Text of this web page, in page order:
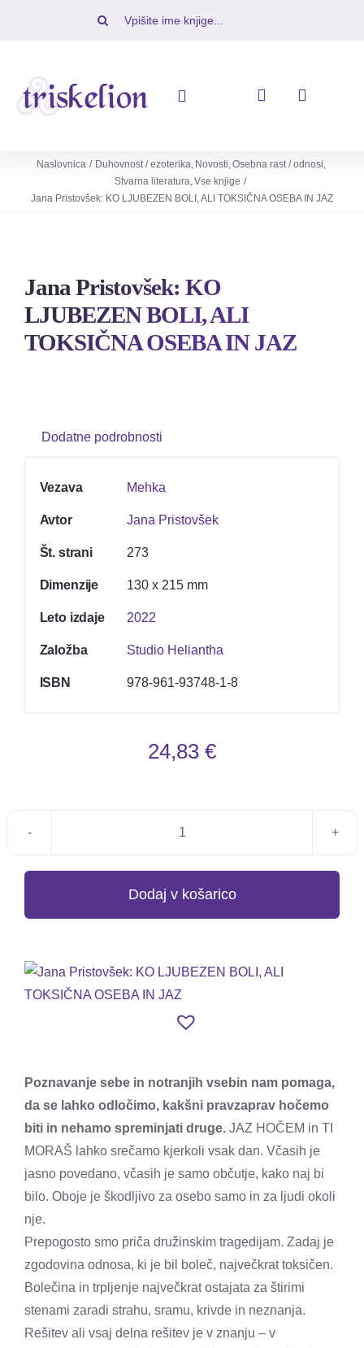
Toggle
Napovedujemo
Ugodno
O nas
Naslovnica Duhovnost / ezoterika Novosti Osebna rast / odnosi
Stvarna literatura Vse knjige
Jana Pristovšek: KO LJUBEZEN BOLI, ALI TOKSIČNA OSEBA IN JAZ
Jana Pristovšek: KO
LJUBEZEN BOLI, ALI
TOKSIČNA OSEBA IN JAZ
Dodatne podrobnosti
Vezava Mehka
Avtor Jana Pristovšek
Št. strani 273
Dimenzije 130 x 215 mm
Leto izdaje 2022
Založba Studio Heliantha
ISBN 978-961-93748-1-8
24,83 €
KO
TOKSIČNA
OSEBA
IN
Dodaj v košarico
Poznavanje sebe in notranjih vsebin nam pomaga,
da se lahko odločimo, kakšni pravzaprav hočemo
biti in nehamo spreminjati druge. JAZ HOČEM in TI
MORAŠ lahko srečamo kjerkoli vsak dan. Včasih je
jasno povedano, včasih je samo občutje, kako naj bi
bilo. Oboje je škodljivo za osebo samo in za ljudi okoli
nje.
Prepogosto smo priča družinskim tragedijam. Zadaj je
zgodovina odnosa, ki je bil boleč, največkrat toksičen.
Bolečina in trpljenje največkrat ostajata za štirimi
stenami zaradi strahu, sramu, krivde in neznanja.
Rešitev ali vsaj delna rešitev je v znanju – v